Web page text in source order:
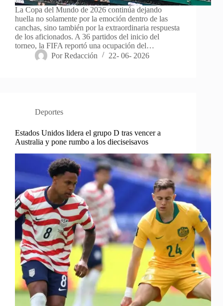
La Copa del Mundo de 2026 continúa dejando
huella no solamente por la emoción dentro de las
canchas, sino también por la extraordinaria respuesta
de los aficionados. A 36 partidos del inicio del
torneo, la FIFA reportó una ocupación del…
Por Redacción 22- 06- 2026
Deportes
Estados Unidos lidera el grupo D tras vencer a
Australia y pone rumbo a los dieciseisavos